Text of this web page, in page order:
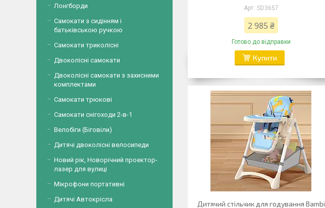
SD3657
2 985 ₴
Готово до відправки
Купити
Дитячий стільчик для годування Bambi
Лонгборди
Самокати з сидінням і
батьківською ручкою
Самокати триколісні
Двоколісні самокати
Двоколісні самокати з захисними
комплектами
Самокати трюкові
Самокати снігоходи 2-в-1
Велобіги (Біговіли)
Дитячі двоколісні велосипеди
Новий рік, Новорічний проектор-
лазер для вулиці
Мікрофони портативні
Дитячі Автокрісла